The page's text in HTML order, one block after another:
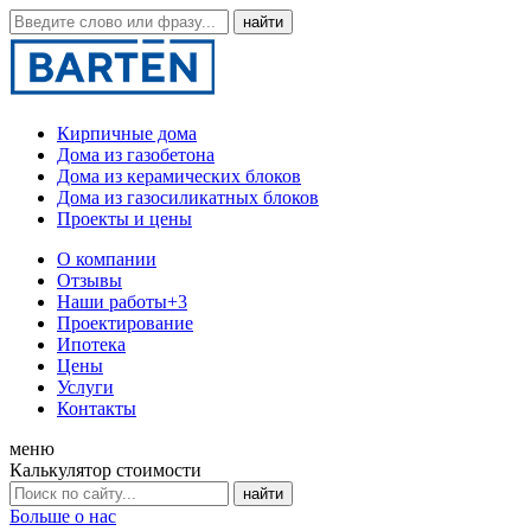
Кирпичные дома
Дома из газобетона
Дома из керамических блоков
Дома из газосиликатных блоков
Проекты и цены
О компании
Отзывы
Наши работы+3
Проектирование
Ипотека
Цены
Услуги
Контакты
меню
Калькулятор стоимости
Больше о нас